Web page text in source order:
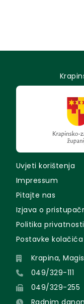
Uvjeti korištenja
Impressum
Pitajte nas
Izjava o
Politika privatnosti
Postavke kolačića
Krapina,
049/329-111
049/329-255